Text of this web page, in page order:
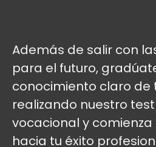
Además de salir con
para el futuro,
conocimiento claro de
realizando nuestro
vocacional y
hacia tu éxito